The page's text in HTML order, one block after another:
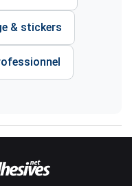
& stickers